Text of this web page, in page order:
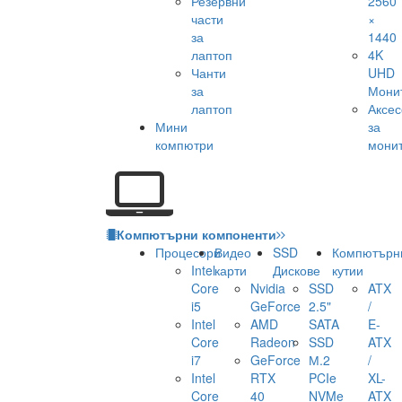
части
за
лаптоп
Чанти
за
лаптоп
Мини
компютри
×
1440
4K
UHD
за
Компютърни компоненти
Процесори
Intel
Core
i5
Intel
Core
i7
Intel
Core
Видео
карти
Nvidia
GeForce
AMD
Radeon
GeForce
RTX
40
SSD
Дискове
SSD
2.5"
SATA
SSD
М.2
PCIe
NVMe
кутии
ATX
/
E-
ATX
/
XL-
ATX